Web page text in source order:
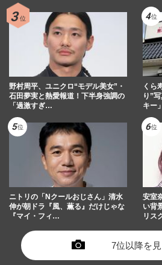
野村周平、ユニクロ“モデル美女”・
石田夢実と熱愛報道！下半身強調の
「過激すぎ…
くら
り”
キー
ニトリの「Nクールおじさん」清水
伸が朝ドラ『風、薫る』だけじゃな
『マイ・フィ…
安室
い背
リス
7位以降を